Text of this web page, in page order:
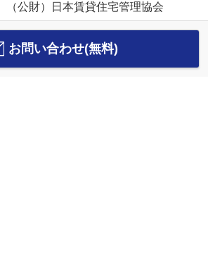
（公財）日本賃貸住宅管理協会
お問い合わせ(無料)